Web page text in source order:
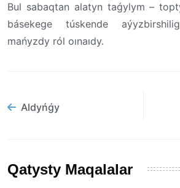
Bul sabaqtan alatyn taǵylym –
básekege túskende
mańyzdy ról oınaıdy.
Aldyńǵy
Qatysty Maqalalar